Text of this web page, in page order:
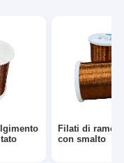
Filati di rame
con smalto